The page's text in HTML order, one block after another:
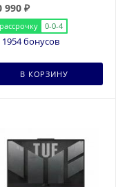
990₽
0-0-4
1954 бонусов
В КОРЗИНУ